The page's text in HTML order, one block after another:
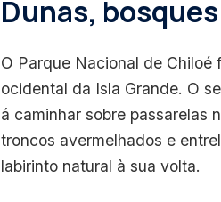
Dunas,
O Parque Nacional de
ocidental da Isla Grande. O
á caminhar sobre passarelas
troncos avermelhados e
labirinto natural à sua volta.